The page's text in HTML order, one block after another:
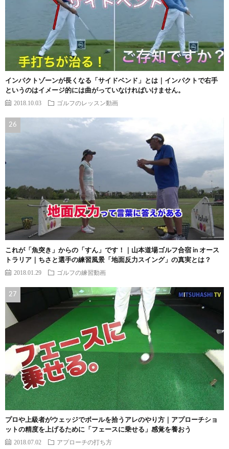
インパクトゾーンが長くなる「サイドベンド」とは｜インパクトで右手
というのはイメージ的には曲がっていなければいけません。
2018.10.03 ゴルフのレッスン動画
これが「魚突き」からの「すん」です！｜山本道場ゴルフ合宿 in オース
トラリア｜ちさと選手の練習風景「地面反力スイング」の真実とは？
2018.01.29 ゴルフの練習動画
プロや上級者がウェッジでボールを拾うアレのやり方｜アプローチショ
ットの精度を上げるために「フェースに乗せる」感覚を養おう
2018.07.02 アプローチの打ち方